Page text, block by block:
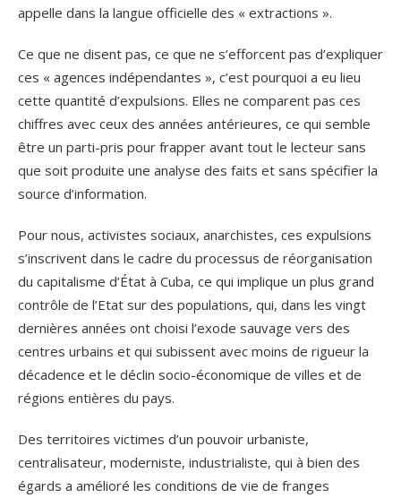
appelle dans la langue officielle des « extractions ».
Ce que ne disent pas, ce que ne s’efforcent pas d’expliquer
ces « agences indépendantes », c’est pourquoi a eu lieu
cette quantité d’expulsions. Elles ne comparent pas ces
chiffres avec ceux des années antérieures, ce qui semble
être un parti-pris pour frapper avant tout le lecteur sans
que soit produite une analyse des faits et sans spécifier la
source d’information.
Pour nous, activistes sociaux, anarchistes, ces expulsions
s’inscrivent dans le cadre du processus de réorganisation
du capitalisme d’État à Cuba, ce qui implique un plus grand
contrôle de l’Etat sur des populations, qui, dans les vingt
dernières années ont choisi l’exode sauvage vers des
centres urbains et qui subissent avec moins de rigueur la
décadence et le déclin socio-économique de villes et de
régions entières du pays.
Des territoires victimes d’un pouvoir urbaniste,
centralisateur, moderniste, industrialiste, qui à bien des
égards a amélioré les conditions de vie de franges